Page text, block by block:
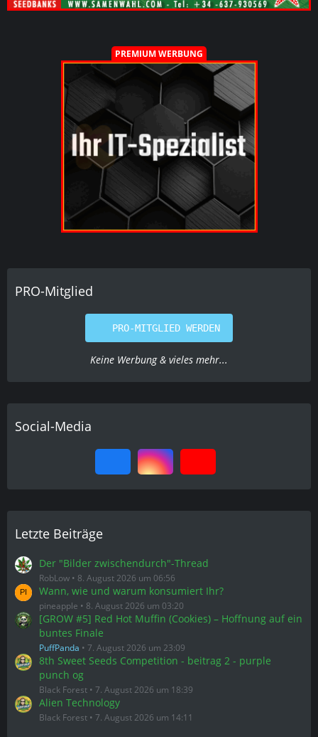
PRO-Mitglied
PRO-MITGLIED WERDEN
Keine Werbung & vieles mehr...
Social-Media
Letzte Beiträge
Wann, wie und warum konsumiert Ihr?
8. August 2026 um 03:20
[GROW #5] Red Hot Muffin (Cookies) – Hoffnung auf ein
buntes Finale
PuffPanda 7. August 2026 um 23:09
8th Sweet Seeds Competition - beitrag 2 - purple
punch og
Black Forest 7. August 2026 um 18:39
Alien Technology
Black Forest 7. August 2026 um 14:11
Heiße Themen